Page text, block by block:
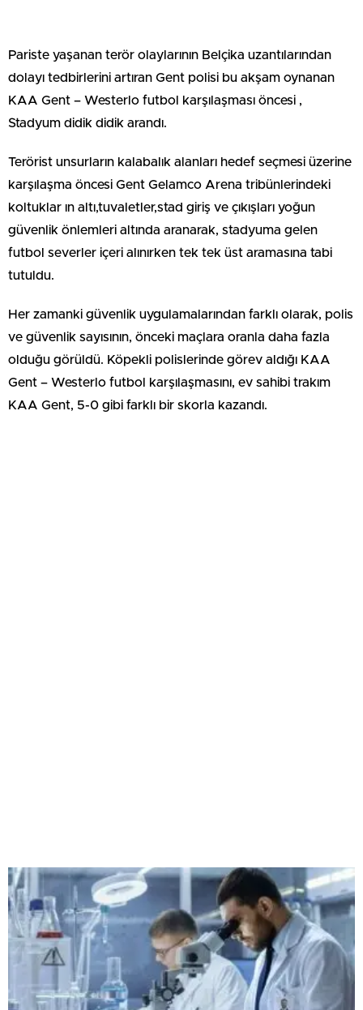
Pariste yaşanan terör olaylarının Belçika uzantılarından
dolayı tedbirlerini artıran Gent polisi bu akşam oynanan
KAA Gent – Westerlo futbol karşılaşması öncesi ,
Stadyum didik didik arandı.
Terörist unsurların kalabalık alanları hedef seçmesi üzerine
karşılaşma öncesi Gent Gelamco Arena tribünlerindeki
koltuklar ın altı,tuvaletler,stad giriş ve çıkışları yoğun
güvenlik önlemleri altında aranarak, stadyuma gelen
futbol severler içeri alınırken tek tek üst aramasına tabi
tutuldu.
Her zamanki güvenlik uygulamalarından farklı olarak, polis
ve güvenlik sayısının, önceki maçlara oranla daha fazla
olduğu görüldü. Köpekli polislerinde görev aldığı KAA
Gent – Westerlo futbol karşılaşmasını, ev sahibi trakım
KAA Gent, 5-0 gibi farklı bir skorla kazandı.